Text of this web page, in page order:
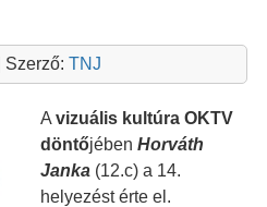
| Szerző: TNJ
A vizuális kultúra OKTV
döntőjében Horváth
Janka (12.c) a 14.
helyezést érte el.